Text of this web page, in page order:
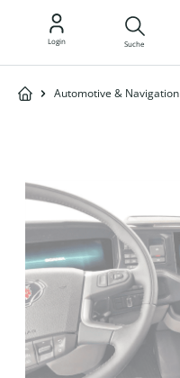
Login Suche
Automotive & Navigation